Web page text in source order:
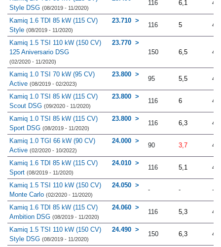
Style DSG (08/2019 - 11/2020)
116 6,1
Kamiq 1.6 TDI 85 kW (115 CV)
Style (08/2019 - 11/2020)
23.710
116 5
Kamiq 1.5 TSI 110 kW (150 CV)
125 Aniversario DSG
(02/2020 - 11/2020)
23.770
150
6,5
Kamiq 1.0 TSI 70 kW (95 CV)
Active (08/2019 - 02/2023)
23.800
95 5,5
Kamiq 1.0 TSI 85 kW (115 CV)
Scout DSG (09/2020 - 11/2020)
23.800
116 6
Kamiq 1.0 TSI 85 kW (115 CV)
Sport DSG (08/2019 - 11/2020)
23.800
116 6,3
Kamiq 1.0 TGI 66 kW (90 CV)
Active (02/2020 - 10/2022)
24.000
90 3,7
Kamiq 1.6 TDI 85 kW (115 CV)
Sport (08/2019 - 11/2020)
24.010
116 5,1
Kamiq 1.5 TSI 110 kW (150 CV)
Monte Carlo (02/2020 - 11/2020)
24.050
- - -
Kamiq 1.6 TDI 85 kW (115 CV)
Ambition DSG (08/2019 - 11/2020)
24.060
116 5,3
Kamiq 1.5 TSI 110 kW (150 CV)
Style DSG (08/2019 - 11/2020)
24.490
150 6,3